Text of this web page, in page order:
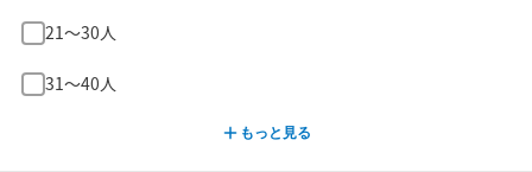
21〜30人
31〜40人
もっと見る